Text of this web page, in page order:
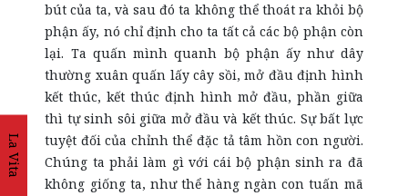
La Vita
bút của ta, và sau đó ta không thể thoát ra khỏi bộ
phận ấy, nó chỉ định cho ta tất cả các bộ phận còn
lại. Ta quấn mình quanh bộ phận ấy như dây
thường xuân quấn lấy cây sồi, mở đầu định hình
kết thúc, kết thúc định hình mở đầu, phần giữa
thì tự sinh sôi giữa mở đầu và kết thúc. Sự bất lực
tuyệt đối của chỉnh thể đặc tả tâm hồn con người.
Chúng ta phải làm gì với cái bộ phận sinh ra đã
không giống ta, như thể hàng ngàn con tuấn mã